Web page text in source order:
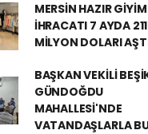
MERSİN HAZIR GİYİM
İHRACATI 7 AYDA 211
MİLYON DOLARI
BAŞKAN VEKİLİ
GÜNDOĞDU
MAHALLESİ'NDE
VATANDAŞLARLA